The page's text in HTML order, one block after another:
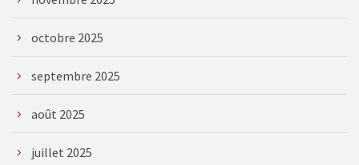
octobre 2025
septembre 2025
août 2025
juillet 2025